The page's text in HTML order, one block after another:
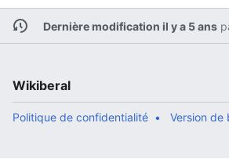
Dernière modification il y a 5 ans
Wikiberal
Politique de confidentialité Version de